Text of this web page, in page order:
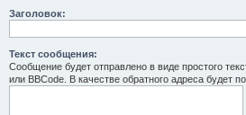
Заголовок:
Текст сообщения:
Сообщение будет отправлено в виде простого
или BBCode. В качестве обратного адреса будет